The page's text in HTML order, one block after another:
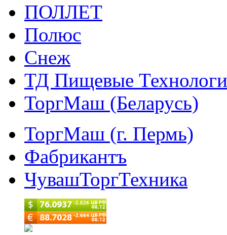
ПОЛЛЕТ
Полюс
Снеж
ТД Пищевые
ТоргМаш (Беларусь)
ТоргМаш (г. Пермь)
Фабрикантъ
ЧувашТоргТехника